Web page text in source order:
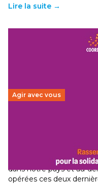
Lire la suite →
Agir avec vous
Le secteur humanitaire
dans notre pays et au-
opérées ces deux